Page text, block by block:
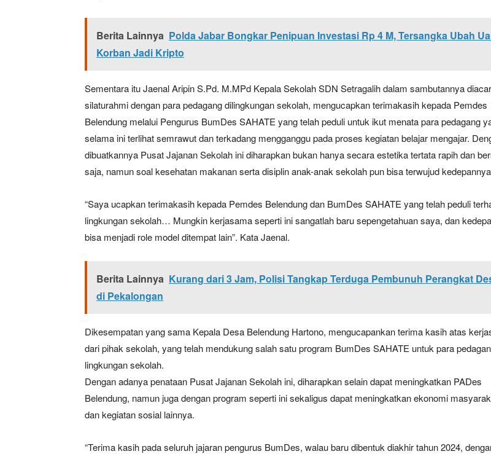
News Week
Magazine PRO
Company
Berita Lainnya Polda Jabar Bongkar Penipuan Investasi Rp 4 M, Tersangka Ubah
Korban Jadi Kripto
Sementara itu Jaenal Aripin S.Pd. M.MPd Kepala Sekolah SDN Setragalih dalam sambutannya
silaturahmi dengan para pedagang dilingkungan sekolah, mengucapkan terimakasih kepada Pemdes
Belendung melalui Pengurus BumDes SAHATE yang telah peduli untuk ikut menata para pedagang
selama ini terlihat semrawut dan terkadang mengganggu pada proses kegiatan belajar mengajar.
dibuatkannya Pusat Jajanan Sekolah ini diharapkan bukan hanya secara estetika tertata rapih dan
saja, namun soal kesehatan makanan serta disiplin anak-anak sekolah pun bisa terwujud
“Saya ucapkan terimakasih kepada Pemdes Belendung dan BumDes SAHATE yang telah peduli
lingkungan sekolah… Mungkin kerjasama seperti ini sangatlah baru sepengetahuan saya, dan
bisa menjadi role model ditempat lain”. Kata Jaenal.
Berita Lainnya Kurang dari 3 Jam, Polisi Tangkap Terduga Pembunuh Perangkat
di Pekalongan
Dikesempatan yang sama Kepala Desa Belendung Hartono, mengucapankan terima kasih atas
dari pihak sekolah, yang telah mendukung salah satu program BumDes SAHATE untuk para
lingkungan sekolah.
Dengan adanya penataan Pusat Jajanan Sekolah ini, diharapkan selain dapat meningkatkan PADes
Belendung, namun juga dengan program seperti ini sekaligus dapat meningkatkan ekonomi
dan kegiatan sosial lainnya.
“Terima kasih pada seluruh jajaran pengurus BumDes, walau baru dibentuk diakhir tahun 2024,